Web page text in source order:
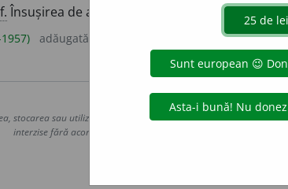
Însușirea de a fi agresiv.
adăugată de
Copyright © 2004-2026
stocarea sau utilizarea datelor de pe acest site, inclusiv prin
interzise fără acordul nostru prealabil scris, cu excepția